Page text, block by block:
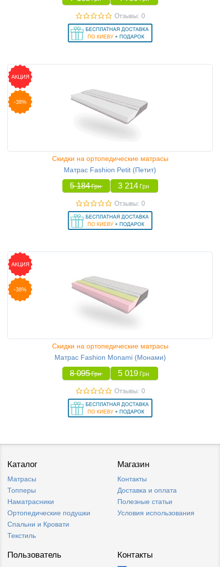
Отзывы: 0
АКЦИЯ
-38%
Скидки на ортопедические матрасы
Матрас Fashion Petit (Петит)
5 184 Грн 3 214 Грн
Отзывы: 0
АКЦИЯ
-38%
Скидки на ортопедические матрасы
Матрас Fashion Monami (Монами)
8 095 Грн 5 019 Грн
Отзывы: 0
Каталог
Матрасы
Топперы
Наматрасники
Ортопедические подушки
Спальни и Кровати
Текстиль
Магазин
Контакты
Доставка и оплата
Полезные статьи
Условия использования
Пользователь Контакты